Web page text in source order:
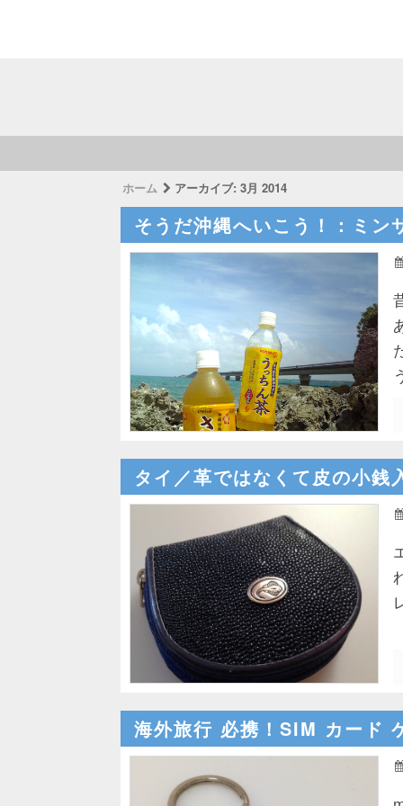
ホーム アーカイブ:3月 2014
そうだ沖縄へいこう！：ミン
タイ／革ではなくて皮の小銭
海外旅行 必携！SIM カード